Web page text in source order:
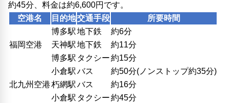
約45分、料金は約6,600円です。
空港名
目的地交通手段 所要時間
福岡空港
博多駅地下鉄
約6分
天神駅地下鉄
約11分
博多駅 タクシー約15分
北九州空港
小倉駅バス
約50分(ノンストップ約35分)
朽網駅バス
約16分
小倉駅 タクシー約45分